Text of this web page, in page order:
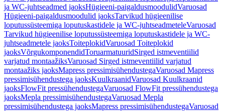
ja WC-juhtseadmed jaoksHügieeni-paigaldusmoodulidVaruosad
Hügieeni-paigaldusmoodulid jaoksTarvikud hügieenilise
loputussüsteemiga loputuskastidele ja WC-juhtseadmeteleVaruosad
Tarvikud hügieenilise loputussüsteemiga loputuskastidele ja WC-
juhtseadmetele jaoksToiteplokidVaruosad Toiteplokid
jaoksVõrgukomponendidToruarmatuuridSirged istmeventiilid
varjatud montaažiksVaruosad Sirged istmeventiilid varjatud
montaažiks jaoksMapress pressimisühendustegaVaruosad Mapress
pressimisühendustega jaoksKuulkraanidVaruosad Kuulkraanid
jaoksFlowFit pressühendustegaVaruosad FlowFit pressühendustega
jaoksMepla pressimisühendustegaVaruosad Mepla
pressimisühendustega jaoksMapress pressimisühendustegaVaruosad